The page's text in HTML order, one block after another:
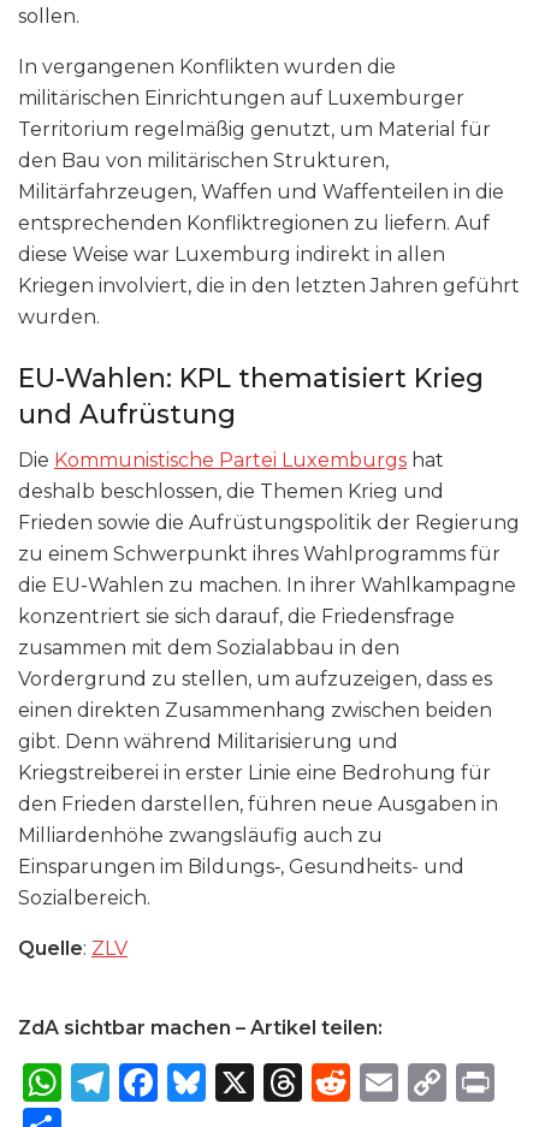
sollen.
In vergangenen Konflikten wurden die
militärischen Einrichtungen auf Luxemburger
Territorium regelmäßig genutzt, um Material für
den Bau von militärischen Strukturen,
Militärfahrzeugen, Waffen und Waffenteilen in die
entsprechenden Konfliktregionen zu liefern. Auf
diese Weise war Luxemburg indirekt in allen
Kriegen involviert, die in den letzten Jahren geführt
wurden.
EU-Wahlen: KPL thematisiert Krieg
und Aufrüstung
Die Kommunistische Partei Luxemburgs hat
deshalb beschlossen, die Themen Krieg und
Frieden sowie die Aufrüstungspolitik der Regierung
zu einem Schwerpunkt ihres Wahlprogramms für
die EU-Wahlen zu machen. In ihrer Wahlkampagne
konzentriert sie sich darauf, die Friedensfrage
zusammen mit dem Sozialabbau in den
Vordergrund zu stellen, um aufzuzeigen, dass es
einen direkten Zusammenhang zwischen beiden
gibt. Denn während Militarisierung und
Kriegstreiberei in erster Linie eine Bedrohung für
den Frieden darstellen, führen neue Ausgaben in
Milliardenhöhe zwangsläufig auch zu
Einsparungen im Bildungs‑, Gesundheits- und
Sozialbereich.
Quelle: ZLV
ZdA sichtbar machen – Artikel teilen:
W T
F
B X
T
R
E
C